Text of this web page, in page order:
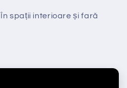
În spații interioare și fară